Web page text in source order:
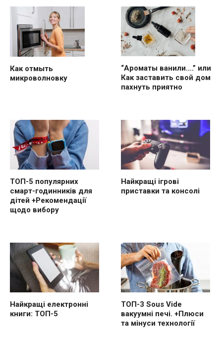
Как отмыть
микроволновку
“Ароматы ванили….” или
Как заставить свой дом
пахнуть приятно
ТОП-5 популярних
смарт-годинників для
дітей +Рекомендації
щодо вибору
Найкращі ігрові
приставки та консолі
Найкращі електронні
книги: ТОП-5
ТОП-3 Sous Vide
вакуумні печі. +Плюси
та мінуси технології